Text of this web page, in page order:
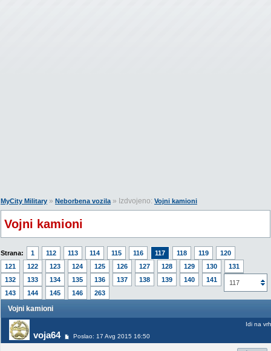
MyCity Military » Neborbena vozila» Izdvojeno: Vojni kamioni
Vojni kamioni
Strana: 1 112 113 114 115 116 117 118 119
120
121
122 123 124 125 126 127 128 129 130
131
132
133 134 135 136 137 138 139 140 141
142
143
144 145 146 263
117
Vojni kamioni
voja64 Poslao: 17 Avg 2015 16:50
Idi na vrh